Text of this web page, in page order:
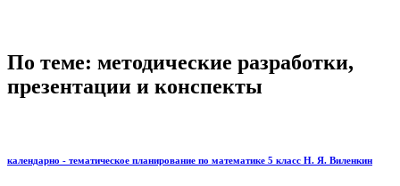
По теме: методические разработки,
презентации и конспекты
календарно - тематическое планирование по математике 5 класс Н. Я. Виленкин